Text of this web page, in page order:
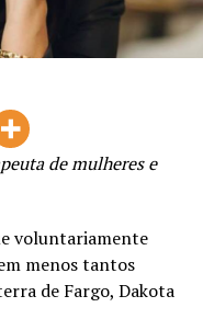
de mulheres e
voluntariamente
menos tantos
de Fargo, Dakota